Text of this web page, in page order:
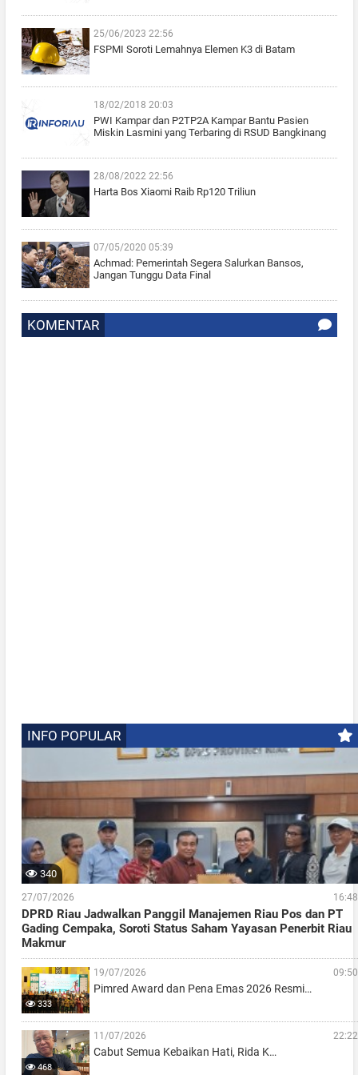
25/06/2023 22:56
FSPMI Soroti Lemahnya Elemen K3 di Batam
18/02/2018 20:03
PWI Kampar dan P2TP2A Kampar Bantu Pasien
Miskin Lasmini yang Terbaring di RSUD Bangkinang
28/08/2022 22:56
Harta Bos Xiaomi Raib Rp120 Triliun
07/05/2020 05:39
Achmad: Pemerintah Segera Salurkan Bansos,
Jangan Tunggu Data Final
KOMENTAR
INFO POPULAR
340
27/07/2026 16:48
DPRD Riau Jadwalkan Panggil Manajemen Riau Pos dan PT
Gading Cempaka, Soroti Status Saham Yayasan Penerbit Riau
Makmur
333
19/07/2026 09:50
Pimred Award dan Pena Emas 2026 Resmi…
468
11/07/2026 22:22
Cabut Semua Kebaikan Hati, Rida K…